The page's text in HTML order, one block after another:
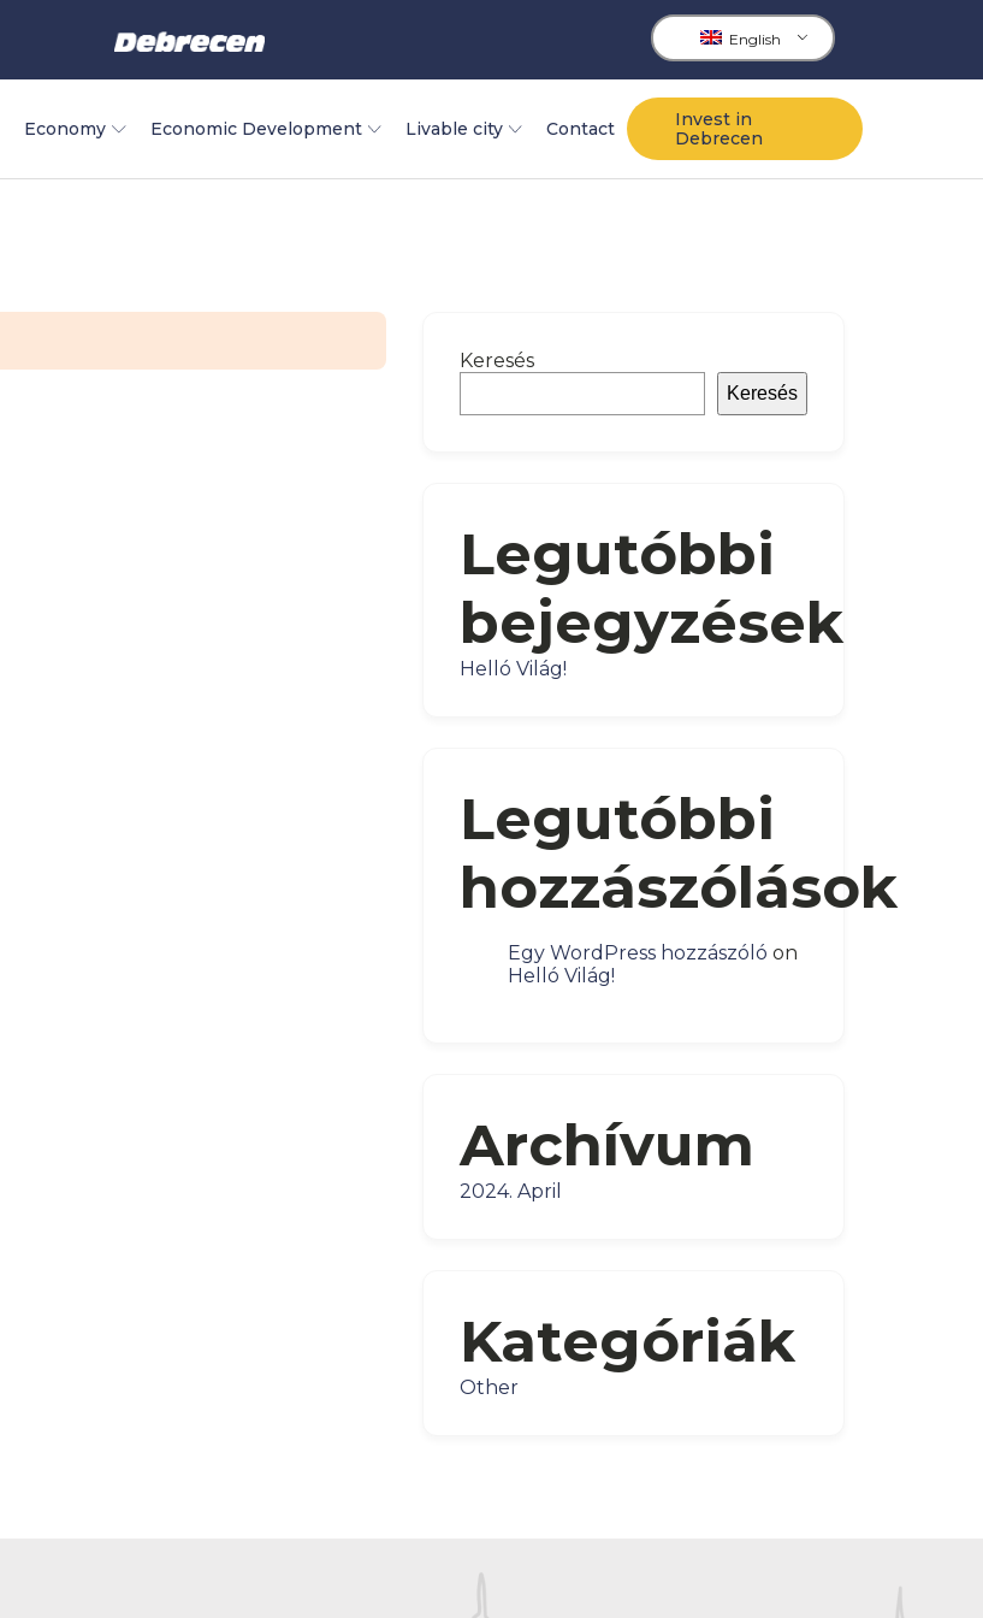
English
Economy Economic Development Livable city Contact
Invest in
Debrecen
Keresés
Keresés
Legutóbbi
bejegyzések
Helló Világ!
Legutóbbi
hozzászólások
Egy WordPress hozzászóló on
Helló Világ!
Archívum
2024. April
Kategóriák
Other